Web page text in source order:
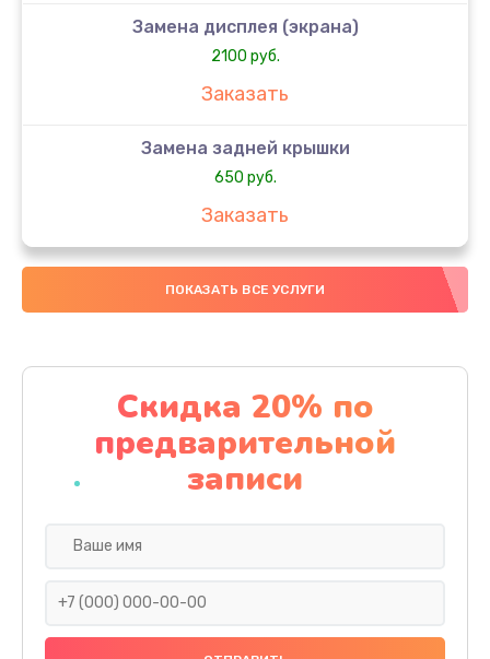
Замена дисплея (экрана)
2100 руб.
Заказать
Замена задней крышки
650 руб.
Заказать
Замена аккумулятора
4000 руб.
Замена материнской платы
1100 руб.
Заказать
Замена праймера
ПОКАЗАТЬ ВСЕ УСЛУГИ
Скидка 20% по
предварительной
записи